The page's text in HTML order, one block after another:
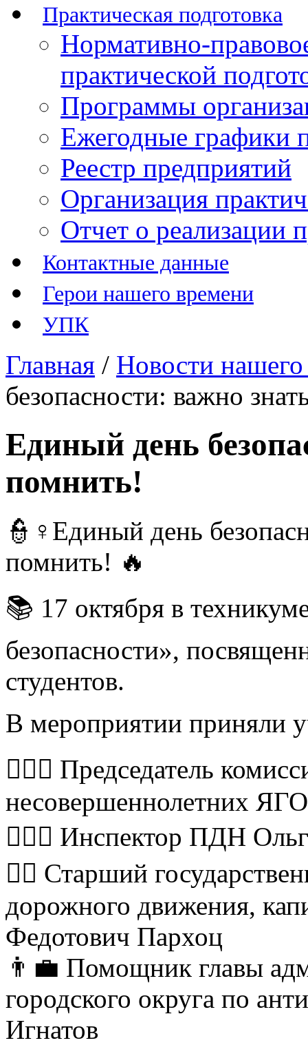
Практическая подготовка
Нормативно-
практической
Программы
Ежегодные графики
Реестр предприятий
Организация
Отчет о реализации
Контактные данные
Герои нашего времени
УПК
Главная / Новости
безопасности: важно
Единый день
помнить!
👮 ♀ Единый день
помнить! 🔥
📚 17 октября в
безопасности»,
студентов.
В мероприятии приняли
👮🏻‍♀ Председатель
несовершеннолетних
👮🏻‍♀ Инспектор ПДН
👮‍♂ Старший
дорожного движения,
Федотович Пархоц
👨‍💼 Помощник главы
городского округа по
Игнатов